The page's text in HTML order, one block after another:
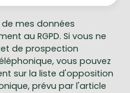
mes données
au RGPD. Si vous ne
de prospection
vous pouvez
sur la liste d'opposition
prévu par l'article